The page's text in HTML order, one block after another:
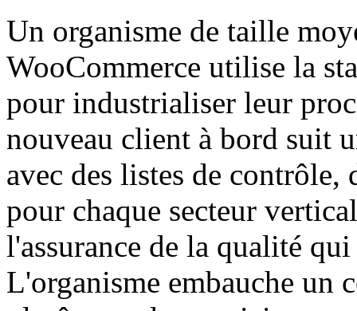
Un organisme de taille
WooCommerce utilise la
pour industrialiser leur
nouveau client à bord suit
avec des listes de
pour chaque secteur
l'assurance de la qualité
L'organisme embauche un